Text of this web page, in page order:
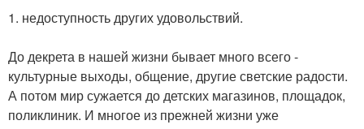
1. недоступность других удовольствий.
До декрета в нашей жизни бывает много всего -
культурные выходы, общение, другие светские радости.
А потом мир сужается до детских магазинов, площадок,
поликлиник. И многое из прежней жизни уже